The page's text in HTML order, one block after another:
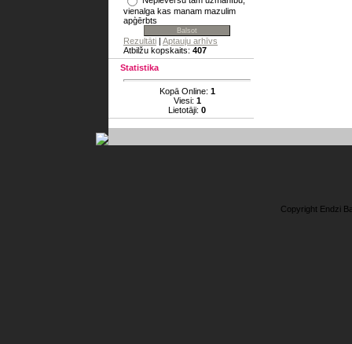
vienalga kas manam mazulim
apģērbts
Rezultāti | Aptauju arhīvs
Atbilžu kopskaits: 407
Statistika
Kopā Online: 1
Viesi: 1
Lietotāji: 0
Copyright Endzi